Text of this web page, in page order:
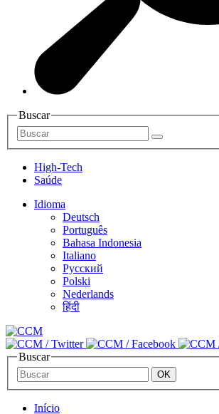
Buscar
High-Tech
Saúde
Idioma
Deutsch
Português
Bahasa Indonesia
Italiano
Русский
Polski
Nederlands
हिंदी
Buscar
Início